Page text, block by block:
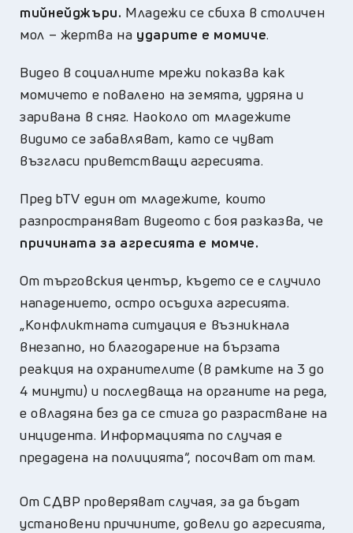
тийнейджъри. Младежи се сбиха в столичен
мол – жертва на ударите е момиче.
Видео в социалните мрежи показва как
момичето е повалено на земята, удряна и
заривана в сняг. Наоколо от младежите
видимо се забавляват, като се чуват
възгласи приветстващи агресията.
Пред bTV един от младежите, които
разпространяват видеото с боя разказва, че
причината за агресията е момче.
От търговския център, където се е случило
нападението, остро осъдиха агресията.
„Конфликтната ситуация е възникнала
внезапно, но благодарение на бързата
реакция на охранителите (в рамките на 3 до
4 минути) и последваща на органите на реда,
е овладяна без да се стига до разрастване на
инцидента. Информацията по случая е
предадена на полицията“, посочват от там.
От СДВР проверяват случая, за да бъдат
установени причините, довели до агресията,